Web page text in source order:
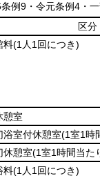
例9・令元条例4・
区分
料(1人1回につき)
憩室
浴室付休憩室(1室1時
休憩室(1室1時間当た
料(1人1回につき)